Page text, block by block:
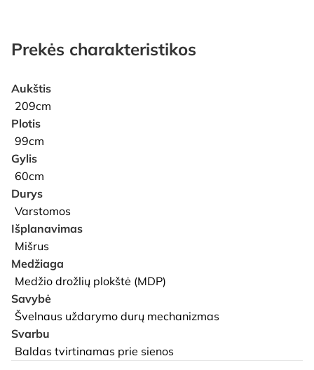
Prekės charakteristikos
Aukštis
209cm
Plotis
99cm
Gylis
60cm
Durys
Varstomos
Išplanavimas
Mišrus
Medžiaga
Medžio drožlių plokštė (MDP)
Savybė
Švelnaus uždarymo durų mechanizmas
Svarbu
Baldas tvirtinamas prie sienos